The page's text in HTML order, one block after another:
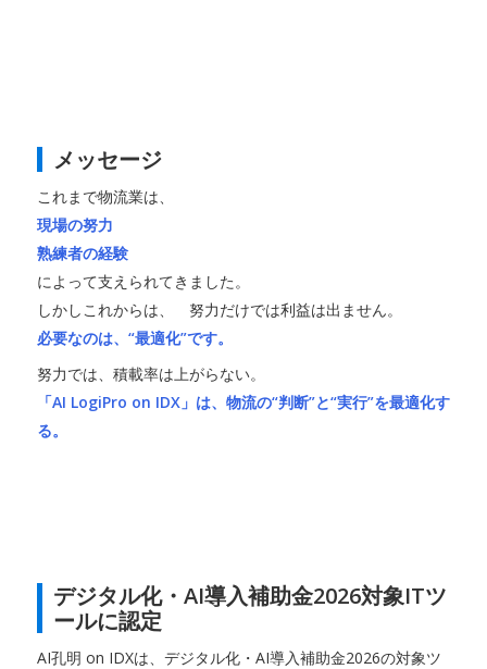
メッセージ
これまで物流業は、
現場の努力
熟練者の経験
によって支えられてきました。
しかしこれからは、 努力だけでは利益は出ません。
必要なのは、“最適化”です。
努力では、積載率は上がらない。
「AI LogiPro on IDX」は、物流の“判断”と“実行”を最適化す
る。
デジタル化・AI導入補助金2026対象ITツ
ールに認定
AI孔明 on IDXは、デジタル化・AI導入補助金2026の対象ツ